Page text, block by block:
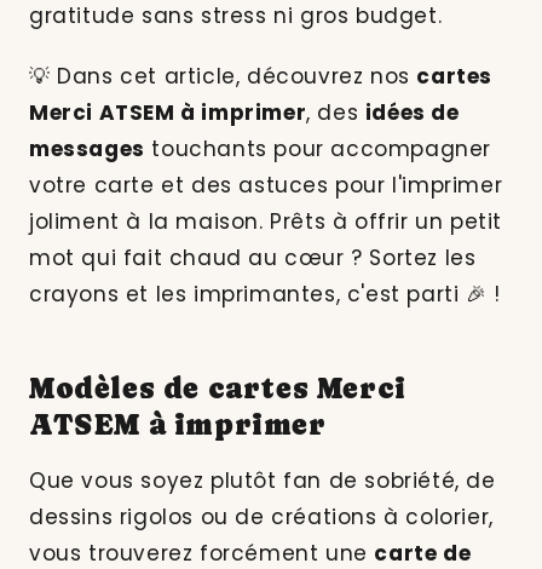
gratitude sans stress ni gros budget.
💡 Dans cet article, découvrez nos cartes
Merci ATSEM à imprimer, des idées de
messages touchants pour accompagner
votre carte et des astuces pour l'imprimer
joliment à la maison. Prêts à offrir un petit
mot qui fait chaud au cœur ? Sortez les
crayons et les imprimantes, c'est parti 🎉 !
Modèles de cartes Merci
ATSEM à imprimer
Que vous soyez plutôt fan de sobriété, de
dessins rigolos ou de créations à colorier,
vous trouverez forcément une carte de